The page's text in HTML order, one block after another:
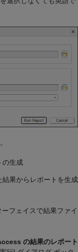
の生成
果からレポートを生成
フェイスで結果ファイ
の結果のレポート